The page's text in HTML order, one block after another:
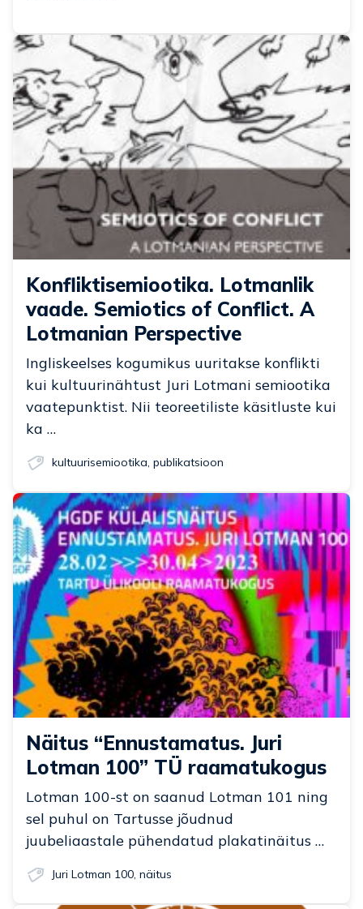
Konfliktisemiootika. Lotmanlik
vaade. Semiotics of Conflict. A
Lotmanian Perspective
Ingliskeelses kogumikus uuritakse konflikti
kui kultuurinähtust Juri Lotmani semiootika
vaatepunktist. Nii teoreetiliste käsitluste kui
ka …
kultuurisemiootika, publikatsioon
Näitus “Ennustamatus. Juri
Lotman 100” TÜ raamatukogus
Lotman 100-st on saanud Lotman 101 ning
sel puhul on Tartusse jõudnud
juubeliaastale pühendatud plakatinäitus …
Juri Lotman 100, näitus